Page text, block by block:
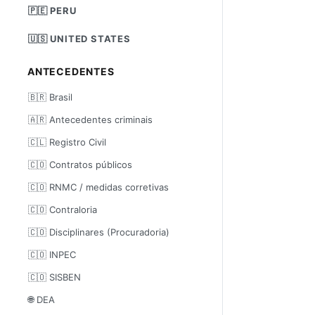
🇵🇪 PERU
🇺🇸 UNITED STATES
ANTECEDENTES
🇧🇷 Brasil
🇦🇷 Antecedentes criminais
🇨🇱 Registro Civil
🇨🇴 Contratos públicos
🇨🇴 RNMC / medidas corretivas
🇨🇴 Contraloria
🇨🇴 Disciplinares (Procuradoria)
🇨🇴 INPEC
🇨🇴 SISBEN
🌐 DEA